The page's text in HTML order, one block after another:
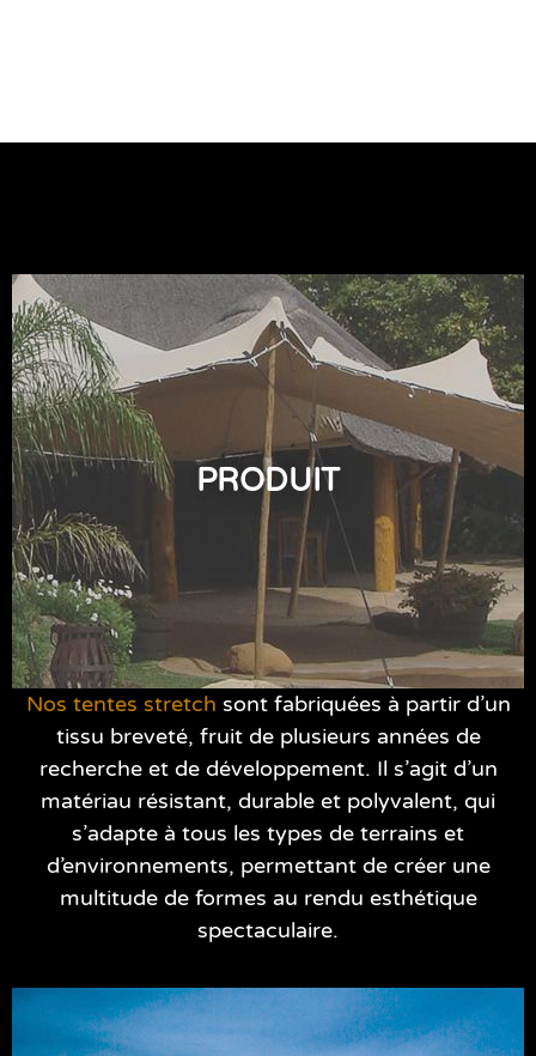
PRODUIT
Nos tentes stretch sont fabriquées à partir d’un
tissu breveté, fruit de plusieurs années de
recherche et de développement. Il s’agit d’un
matériau résistant, durable et polyvalent, qui
s’adapte à tous les types de terrains et
d’environnements, permettant de créer une
multitude de formes au rendu esthétique
spectaculaire.